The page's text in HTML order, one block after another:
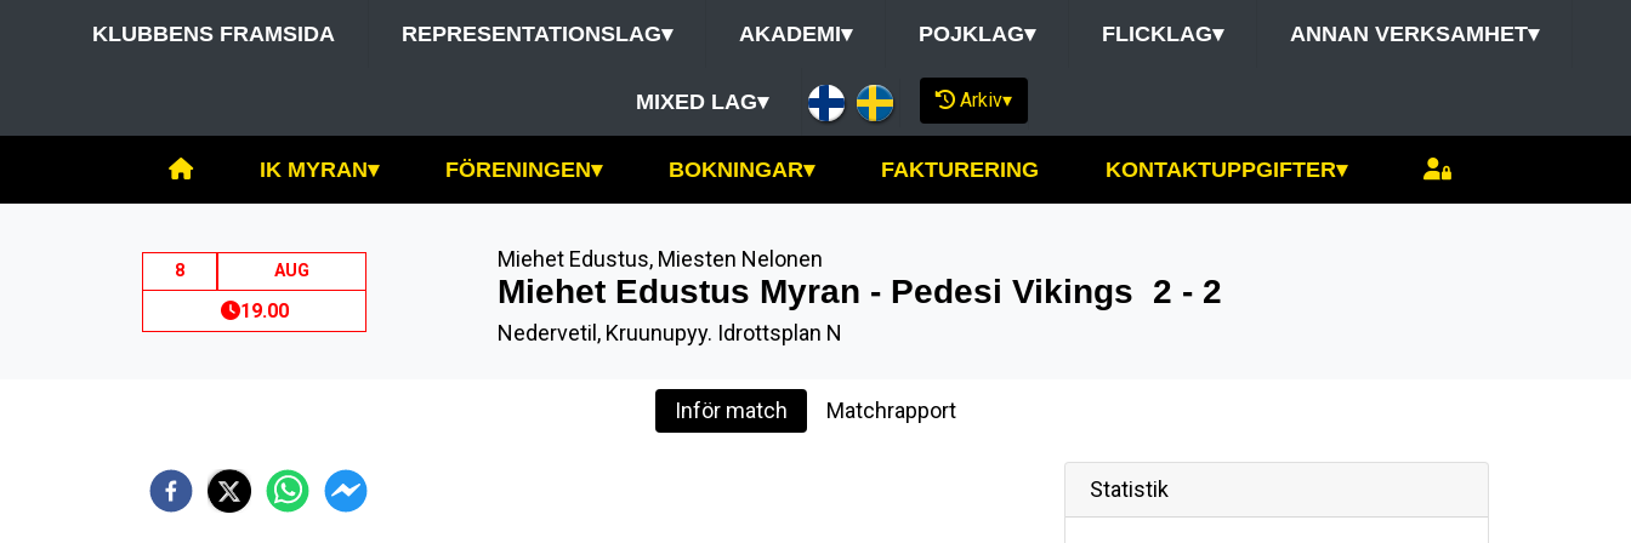
KLUBBENS FRAMSIDA REPRESENTATIONSLAG▾ AKADEMI▾ POJKLAG▾ FLICKLAG▾ ANNAN VERKSAMHET▾
MIXED LAG▾ Arkiv▾
IK MYRAN▾ FÖRENINGEN▾ BOKNINGAR▾ FAKTURERING KONTAKTUPPGIFTER▾
8 AUG
19.00
Miehet Edustus, Miesten Nelonen
Miehet Edustus Myran - Pedesi Vikings 2 - 2
Nedervetil, Kruunupyy. Idrottsplan N
Inför match Matchrapport
Statistik